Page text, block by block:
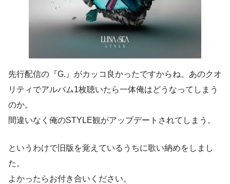
先行配信の『G.』がカッコ良かったですからね。あのクオ
リティでアルバム1枚聴いたら一体俺はどうなってしまう
のか。
間違いなく俺のSTYLE観がアップデートされてしまう。
というわけで旧版を覚えているうちに歌い納めをしまし
た。
よかったらお付き合いください。